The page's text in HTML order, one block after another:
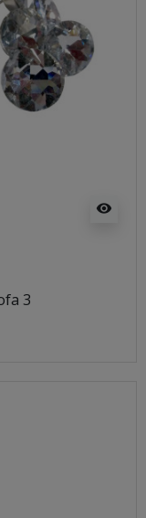
visibility
3